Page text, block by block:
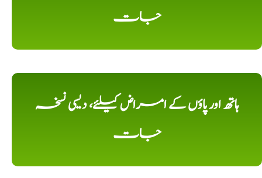
جات
ہاتھ اور پاؤں کے امراض کیلئے، دیسی نسخہ
جات